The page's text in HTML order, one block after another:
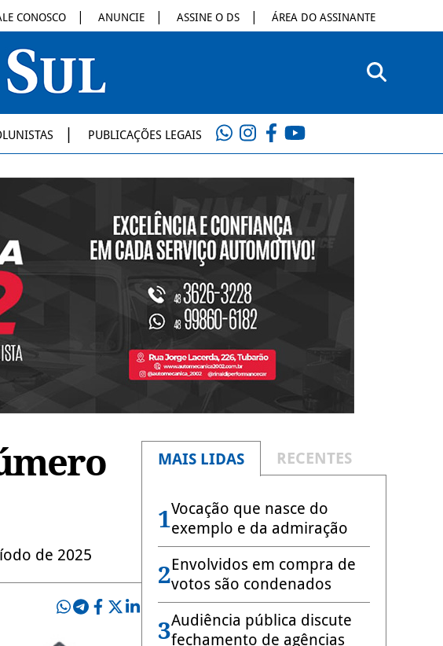
CONOSCO ANUNCIE ASSINE O DS ÁREA DO ASSINANTE
PUBLICAÇÕES LEGAIS
de 2025
MAIS LIDAS RECENTES
1Vocação que nasce do
exemplo e da admiração
2Envolvidos em compra de
votos são condenados
3Audiência pública discute
fechamento de agências